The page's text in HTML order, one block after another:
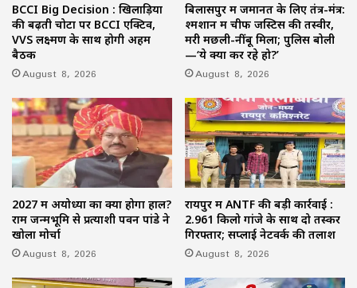
BCCI Big Decision : खिलाड़ियों
की बढ़ती चोटों पर BCCI एक्टिव,
VVS लक्ष्मण के साथ होगी अहम
बैठक
August 8, 2026
बिलासपुर में जमानत के लिए तंत्र-मंत्र:
श्मशान में चीफ जस्टिस की तस्वीर,
मरी मछली-नींबू मिला; पुलिस बोली
—‘ये क्या कर रहे हो?’
August 8, 2026
2027 में अयोध्या का क्या होगा हाल?
राम जन्मभूमि से प्रत्याशी पवन पांडे ने
खोला मोर्चा
August 8, 2026
रायपुर में ANTF की बड़ी कार्रवाई :
2.961 किलो गांजे के साथ दो तस्कर
गिरफ्तार; सप्लाई नेटवर्क की तलाश
August 8, 2026